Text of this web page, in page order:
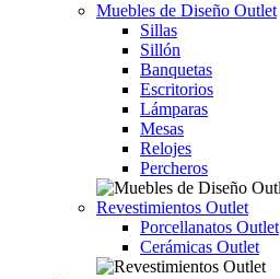
Muebles de Diseño Outlet
Sillas
Sillón
Banquetas
Escritorios
Lámparas
Mesas
Relojes
Percheros
Revestimientos Outlet
Porcellanatos Outlet
Cerámicas Outlet